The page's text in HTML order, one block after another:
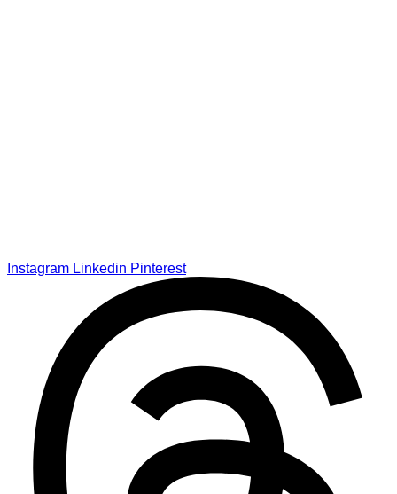
Instagram Linkedin Pinterest